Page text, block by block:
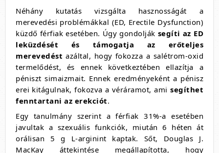
Néhány kutatás vizsgálta hasznosságát a
merevedési problémákkal (ED, Erectile Dysfunction)
küzdő férfiak esetében. Úgy gondolják segíti az ED
leküzdését és támogatja az erőteljes
merevedést azáltal, hogy fokozza a salétrom-oxid
termelődést, és ennek következtében ellazítja a
péniszt simaizmait. Ennek eredményeként a pénisz
erei kitágulnak, fokozva a véráramot, ami segíthet
fenntartani az erekciót.
Egy tanulmány szerint a férfiak 31%-a esetében
javultak a szexuális funkciók, miután 6 héten át
orálisan 5 g L-arginint kaptak. Sőt, Douglas J.
MacKay áttekintése megállapította, hogy